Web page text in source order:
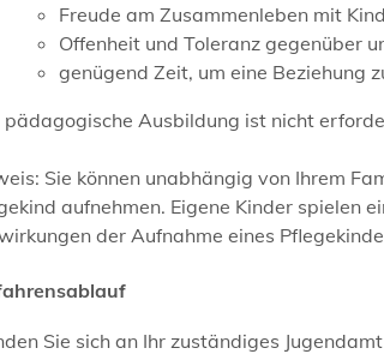
Freude am Zusammenleben mit
Offenheit und Toleranz gegenüber
genügend Zeit, um eine Beziehung
pädagogische Ausbildung ist nicht
Sie können unabhängig von Ihrem
aufnehmen. Eigene Kinder spielen
der Aufnahme eines
Sie sich an Ihr zuständiges